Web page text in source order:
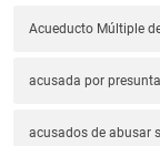
Acueducto Múltiple
acusada por
acusados de abusar